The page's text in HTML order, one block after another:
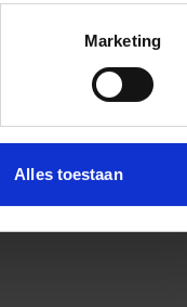
Marketing
Alles toestaan
kunnen
"gewoon"